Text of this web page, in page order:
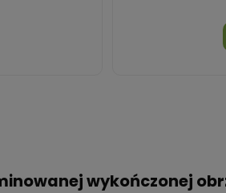
wykończonej